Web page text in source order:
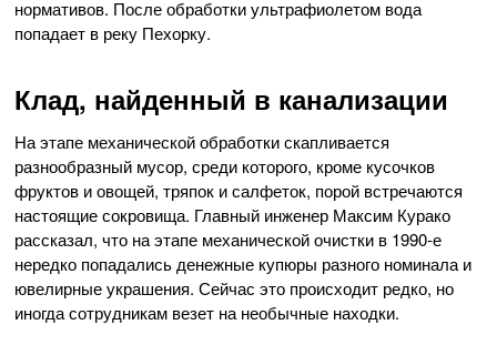
нормативов. После обработки ультрафиолетом вода
попадает в реку Пехорку.
Клад, найденный в канализации
На этапе механической обработки скапливается
разнообразный мусор, среди которого, кроме кусочков
фруктов и овощей, тряпок и салфеток, порой встречаются
настоящие сокровища. Главный инженер Максим Курако
рассказал, что на этапе механической очистки в 1990-е
нередко попадались денежные купюры разного номинала и
ювелирные украшения. Сейчас это происходит редко, но
иногда сотрудникам везет на необычные находки.